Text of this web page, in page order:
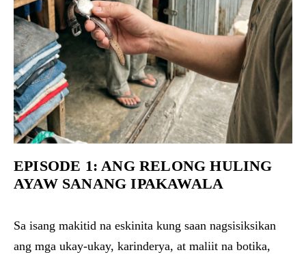
EPISODE 1: ANG RELONG HULING
AYAW SANANG IPAKAWALA
Sa isang makitid na eskinita kung saan nagsisiksikan
ang mga ukay-ukay, karinderya, at maliit na botika,